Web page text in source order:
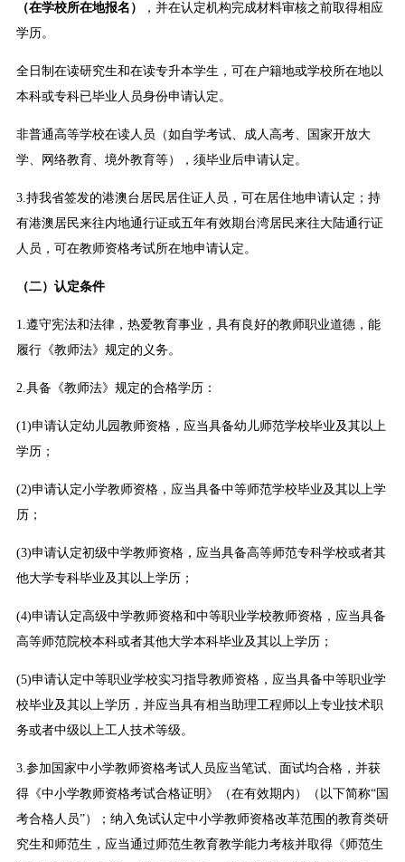
（在学校所在地报名）
，并在认定机构完成材料审核之前取得相应
学历。
全日制在读研究生和在读专升本学生，可在户籍地或学校所在地以
本科或专科已毕业人员身份申请认定。
非普通高等学校在读人员（如自学考试、成人高考、国家开放大
学、网络教育、境外教育等），须毕业后申请认定。
3.持我省签发的港澳台居民居住证人员，可在居住地申请认定；持
有港澳居民来往内地通行证或五年有效期台湾居民来往大陆通行证
人员，可在教师资格考试所在地申请认定。
（二）认定条件
1.遵守宪法和法律，热爱教育事业，具有良好的教师职业道德，能
履行《教师法》规定的义务。
2.具备《教师法》规定的合格学历：
(1)申请认定幼儿园教师资格，应当具备幼儿师范学校毕业及其以上
学历；
(2)申请认定小学教师资格，应当具备中等师范学校毕业及其以上学
历；
(3)申请认定初级中学教师资格，应当具备高等师范专科学校或者其
他大学专科毕业及其以上学历；
(4)申请认定高级中学教师资格和中等职业学校教师资格，应当具备
高等师范院校本科或者其他大学本科毕业及其以上学历；
(5)申请认定中等职业学校实习指导教师资格，应当具备中等职业学
校毕业及其以上学历，并应当具有相当助理工程师以上专业技术职
务或者中级以上工人技术等级。
3.参加国家中小学教师资格考试人员应当笔试、面试均合格，并获
得《中小学教师资格考试合格证明》（在有效期内）（以下简称“国
考合格人员”）；纳入免试认定中小学教师资格改革范围的教育类研
究生和师范生，应当通过师范生教育教学能力考核并取得《师范生